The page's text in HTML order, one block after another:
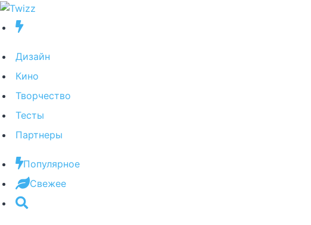
Дизайн
Кино
Творчество
Тесты
Партнеры
Популярное
Свежее